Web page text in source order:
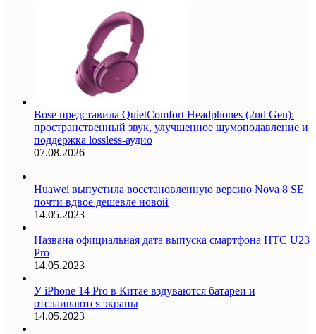
Bose представила QuietComfort Headphones (2nd Gen):
пространственный звук, улучшенное шумоподавление и
поддержка lossless-аудио
07.08.2026
Huawei выпустила восстановленную версию Nova 8 SE
почти вдвое дешевле новой
14.05.2023
Названа официальная дата выпуска смартфона HTC U23
Pro
14.05.2023
У iPhone 14 Pro в Китае вздуваются батареи и
отслаиваются экраны
14.05.2023